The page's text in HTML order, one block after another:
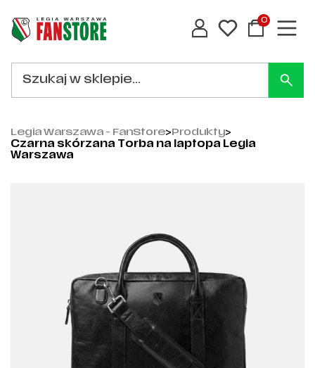
0
Legia Warszawa - FanStore>Produkty>
Czarna skórzana Torba na laptopa Legia
Warszawa